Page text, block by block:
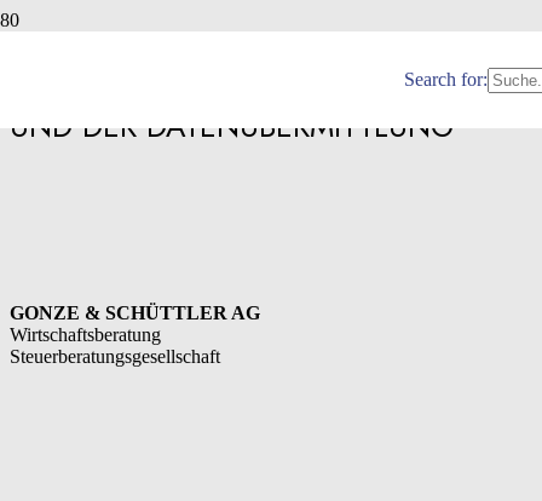
Search for:
GELDVERKEHR INNERHALB DER EU
UND DER DATENÜBERMITTLUNG
GONZE & SCHÜTTLER AG
Wirtschaftsberatung
Steuerberatungsgesellschaft